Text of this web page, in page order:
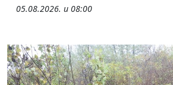
05.08.2026. u 08:00